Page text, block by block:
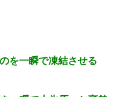
を一瞬で凍結させる